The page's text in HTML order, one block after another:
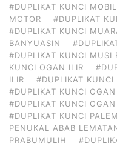
#DUPLIKAT KUNCI
MOTOR
#DUPLIKAT
#DUPLIKAT KUNCI
BANYUASIN
#DUPLIKAT KUNCI MUSI
KUNCI OGAN ILIR
ILIR
#DUPLIKAT
#DUPLIKAT KUNCI
#DUPLIKAT KUNCI
#DUPLIKAT KUNCI
PENUKAL ABAB
PRABUMULIH